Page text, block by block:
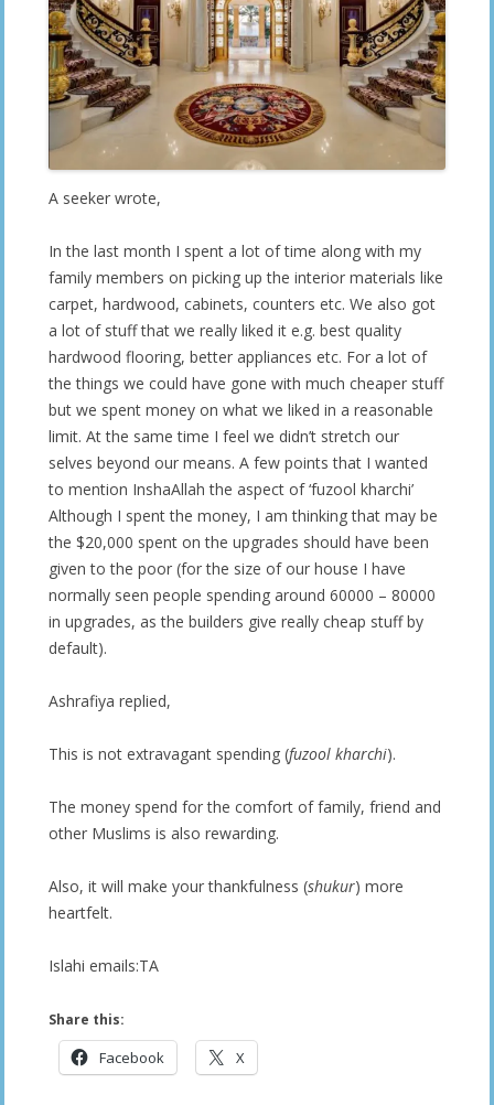
A seeker wrote,
In the last month I spent a lot of time along with my
family members on picking up the interior materials like
carpet, hardwood, cabinets, counters etc. We also got
a lot of stuff that we really liked it e.g. best quality
hardwood flooring, better appliances etc. For a lot of
the things we could have gone with much cheaper stuff
but we spent money on what we liked in a reasonable
limit. At the same time I feel we didn’t stretch our
selves beyond our means. A few points that I wanted
to mention InshaAllah the aspect of ‘fuzool kharchi’
Although I spent the money, I am thinking that may be
the $20,000 spent on the upgrades should have been
given to the poor (for the size of our house I have
normally seen people spending around 60000 – 80000
in upgrades, as the builders give really cheap stuff by
default).
Ashrafiya replied,
This is not extravagant spending (fuzool kharchi).
The money spend for the comfort of family, friend and
other Muslims is also rewarding.
Also, it will make your thankfulness (shukur) more
heartfelt.
Islahi emails:TA
Share this:
Facebook X